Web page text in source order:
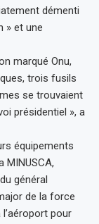
démenti
» et une
marqué Onu,
trois fusils
se trouvaient
présidentiel », a
équipements
MINUSCA,
général
de la force
l’aéroport pour